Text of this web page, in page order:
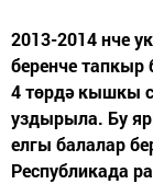
2013-2014 нче
беренче тапкыр
4 төрдә кышкы
уздырыла. Бу
елгы балалар
Республикада